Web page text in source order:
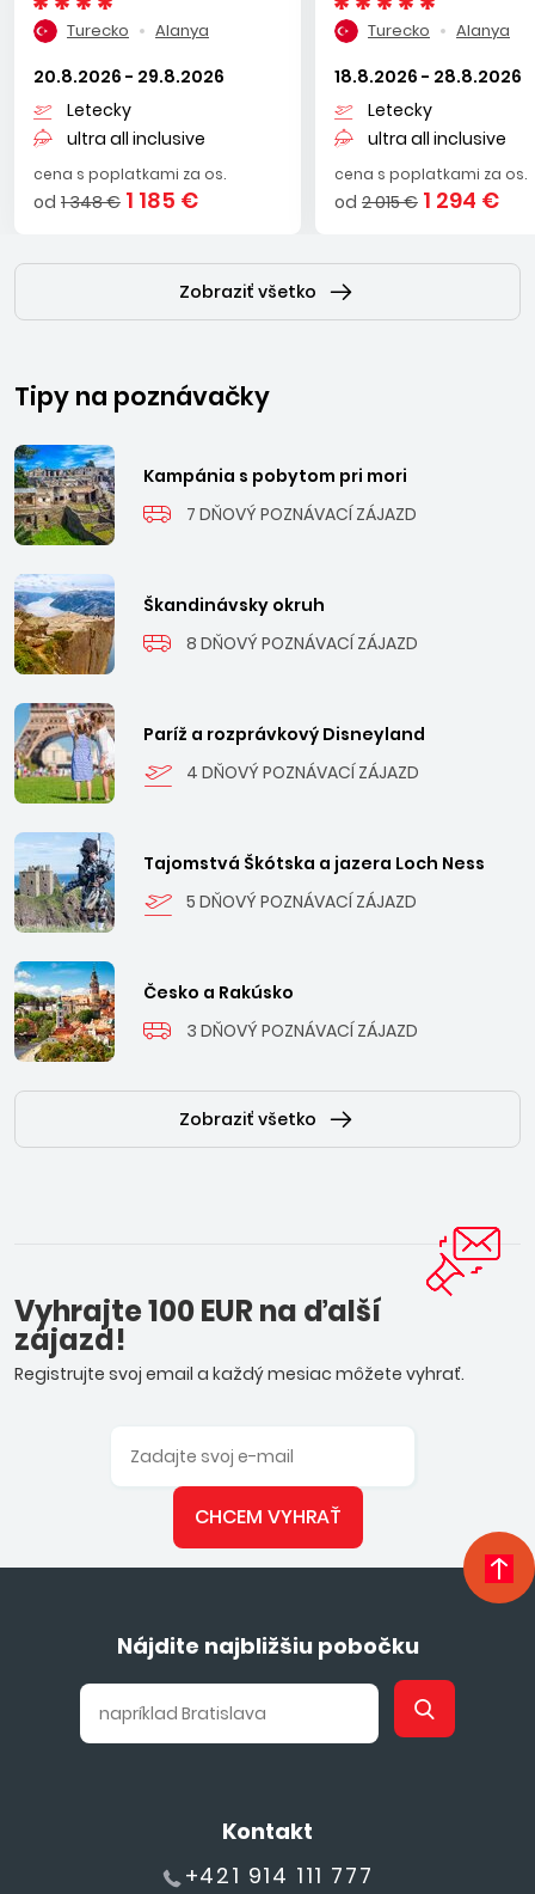
Turecko Alanya
20.8.2026 - 29.8.2026
Letecky
ultra all inclusive
cena s poplatkami za os.
od 1 348 € 1 185 €
Turecko Alanya
18.8.2026 - 28.8.2026
Letecky
ultra all inclusive
cena s poplatkami za os.
od 2 015 € 1 294 €
Zobraziť všetko
Tipy na poznávačky
Kampánia s pobytom pri mori
7 DŇOVÝ POZNÁVACÍ ZÁJAZD
Škandinávsky okruh
8 DŇOVÝ POZNÁVACÍ ZÁJAZD
Paríž a rozprávkový Disneyland
4 DŇOVÝ POZNÁVACÍ ZÁJAZD
Tajomstvá Škótska a jazera Loch Ness
5 DŇOVÝ POZNÁVACÍ ZÁJAZD
Česko a Rakúsko
3 DŇOVÝ POZNÁVACÍ ZÁJAZD
Zobraziť všetko
Vyhrajte 100 EUR na ďalší
zájazd!
Registrujte svoj email a každý mesiac môžete vyhrať.
CHCEM VYHRAŤ
Nájdite najbližšiu pobočku
Kontakt
+421 914 111 777